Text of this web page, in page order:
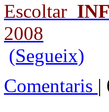
Escoltar
2008
(Segueix)
Comentaris |